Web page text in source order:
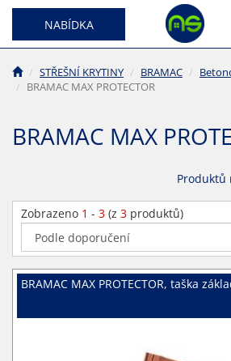
NABÍDKA
STŘEŠNÍ KRYTINY BRAMAC
BRAMAC MAX PROTECTOR
BRAMAC MAX
Produktů
Zobrazeno 1 - 3 (z 3 produktů)
BRAMAC MAX PROTECTOR, taška